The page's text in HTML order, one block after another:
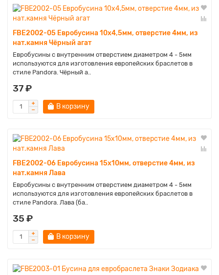
FBE2002-05 Евробусина 10х4,5мм, отверстие 4мм, из
нат.камня Чёрный агат
Евробусины с внутренним отверстием диаметром 4 - 5мм
используются для изготовления европейских браслетов в
стиле Pandora. Чёрный а..
37 ₽
В корзину
FBE2002-06 Евробусина 15х10мм, отверстие 4мм, из
нат.камня Лава
Евробусины с внутренним отверстием диаметром 4 - 5мм
используются для изготовления европейских браслетов в
стиле Pandora. Лава (ба..
35 ₽
В корзину